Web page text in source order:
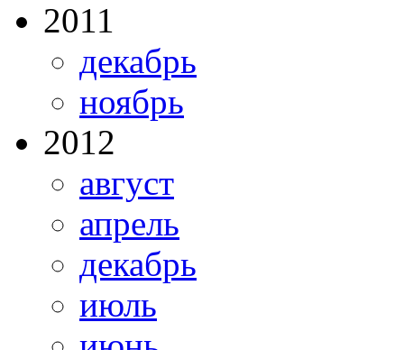
2011
декабрь
ноябрь
2012
август
апрель
декабрь
июль